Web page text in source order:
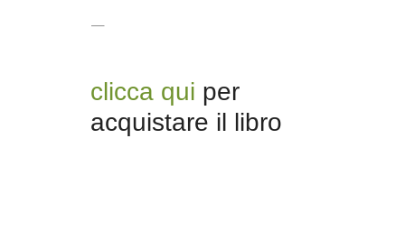
—
clicca qui per
acquistare il libro